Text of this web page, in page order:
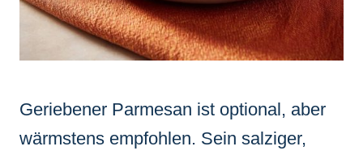
Geriebener Parmesan ist optional, aber
wärmstens empfohlen. Sein salziger,